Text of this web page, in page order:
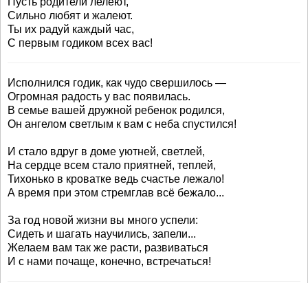
Сильно любят и жалеют.
Ты их радуй каждый час,
С первым годиком всех вас!
Исполнился годик, как чудо свершилось —
Огромная радость у вас появилась.
В семье вашей дружной ребенок родился,
Он ангелом светлым к вам с неба спустился!
И стало вдруг в доме уютней, светлей,
На сердце всем стало приятней, теплей,
Тихонько в кроватке ведь счастье лежало!
А время при этом стремглав всё бежало...
За год новой жизни вы много успели:
Сидеть и шагать научились, запели...
Желаем вам так же расти, развиваться
И с нами почаще, конечно, встречаться!